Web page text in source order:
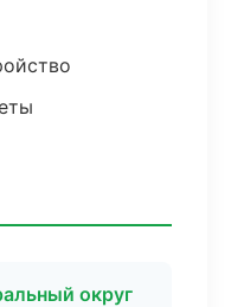
округ